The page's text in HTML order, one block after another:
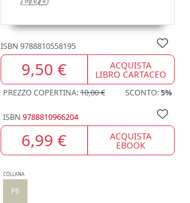
ISBN 9788810558195
9,50 € ACQUISTA
LIBRO CARTACEO
PREZZO COPERTINA:10,00 € SCONTO:5%
ISBN 9788810966204
6,99 € ACQUISTA
EBOOK
COLLANA
P6